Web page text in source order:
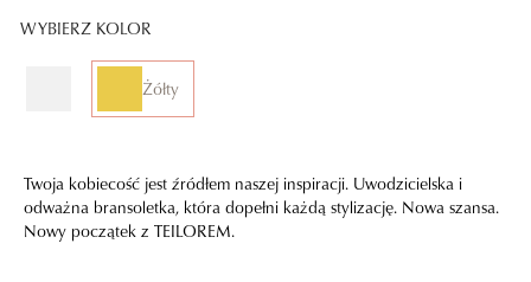
WYBIERZ KOLOR
Żółty
Twoja kobiecość jest źródłem naszej inspiracji. Uwodzicielska i
odważna bransoletka, która dopełni każdą stylizację. Nowa szansa.
Nowy początek z TEILOREM.